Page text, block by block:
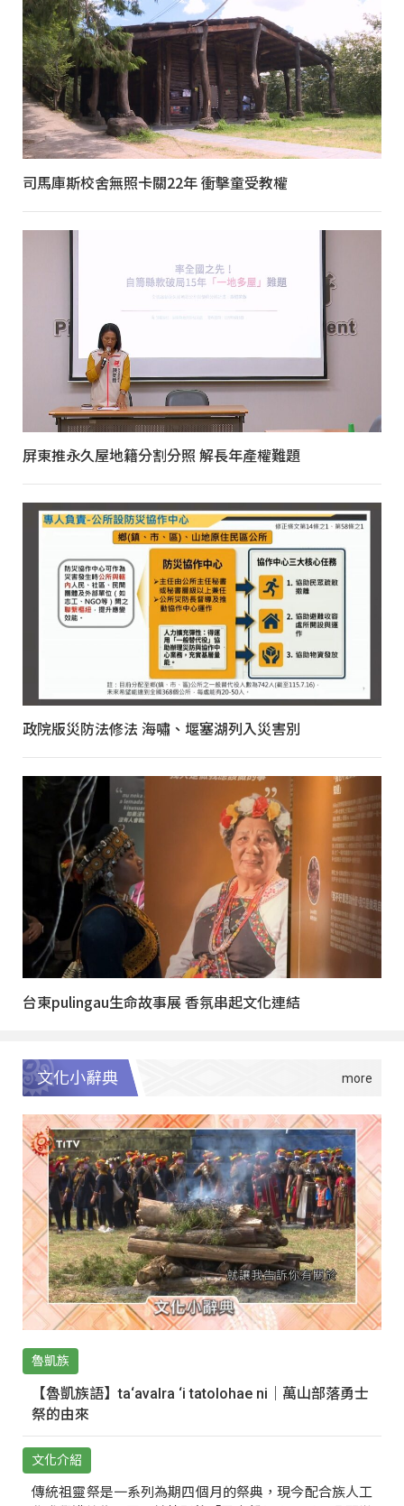
司馬庫斯校舍無照卡關22年 衝擊童受教權
屏東推永久屋地籍分割分照 解長年產權難題
政院版災防法修法 海嘯、堰塞湖列入災害別
台東pulingau生命故事展 香氛串起文化連結
文化小辭典
魯凱族
【魯凱族語】ta‘avalra ‘i tatolohae ni｜萬山部落勇士
祭的由來
文化介紹
傳統祖靈祭是一系列為期四個月的祭典，現今配合族人工